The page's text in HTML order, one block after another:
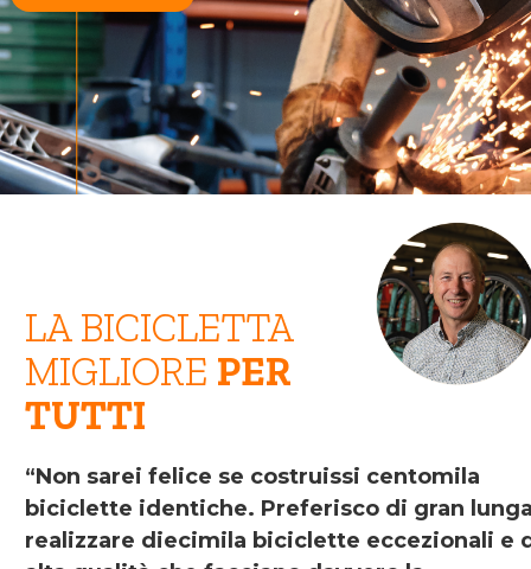
LA BICICLETTA
MIGLIORE PER
TUTTI
“Non sarei felice se costruissi centomila
biciclette identiche. Preferisco di gran
realizzare diecimila biciclette eccezionali e